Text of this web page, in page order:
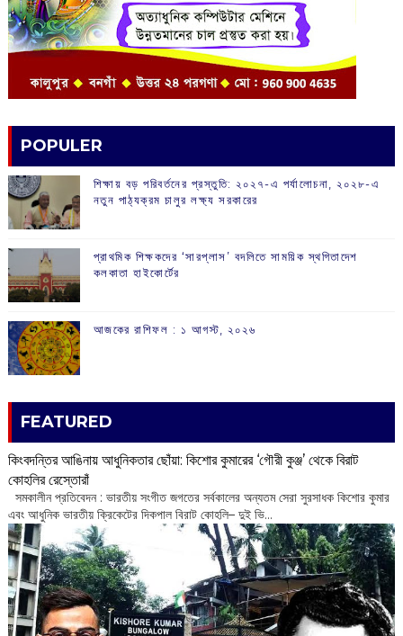
POPULER
শিক্ষায় বড় পরিবর্তনের প্রস্তুতি: ২০২৭-এ পর্যালোচনা, ২০২৮-এ
নতুন পাঠ্যক্রম চালুর লক্ষ্য সরকারের
প্রাথমিক শিক্ষকদের ‘সারপ্লাস’ বদলিতে সাময়িক স্থগিতাদেশ
কলকাতা হাইকোর্টের
আজকের রাশিফল :‌ ‌‌১ আগস্ট, ২০২৬
FEATURED
কিংবদন্তির আঙিনায় আধুনিকতার ছোঁয়া: কিশোর কুমারের ‘গৌরী কুঞ্জ’ থেকে বিরাট
কোহলির রেস্তোরাঁ
‌ সমকালীন প্রতিবেদন : ভারতীয় সংগীত জগতের সর্বকালের অন্যতম সেরা সুরসাধক কিশোর কুমার
এবং আধুনিক ভারতীয় ক্রিকেটের দিকপাল বিরাট কোহলি– ‌দুই ভি...